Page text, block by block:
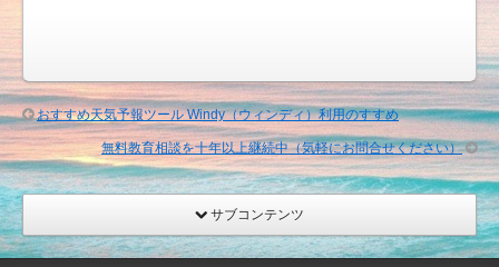
ド
ル〉
@
植
自
おすすめ天気予報ツール Windy（ウィンディ）利用のすすめ
無料教育相談を十年以上継続中（気軽にお問合せください）
サブコンテンツ